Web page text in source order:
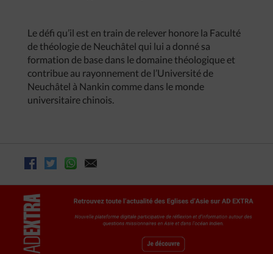
Le défi qu’il est en train de relever honore la Faculté
de théologie de Neuchâtel qui lui a donné sa
formation de base dans le domaine théologique et
contribue au rayonnement de l’Université de
Neuchâtel à Nankin comme dans le monde
universitaire chinois.